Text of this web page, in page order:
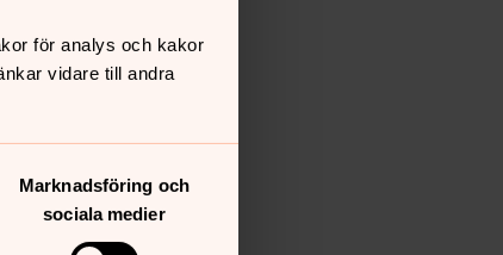
för analys och kakor
vidare till andra
Marknadsföring och
sociala medier